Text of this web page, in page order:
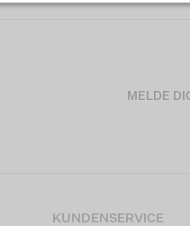
MELDE
KUNDENSERVICE